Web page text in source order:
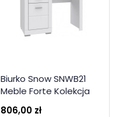
Biurko Snow SNWB21
Meble Forte Kolekcja
806,00 zł